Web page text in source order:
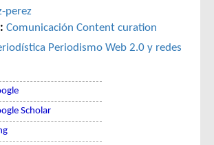
perez
Comunicación Content curation
Periodismo Web 2.0 y redes
Scholar